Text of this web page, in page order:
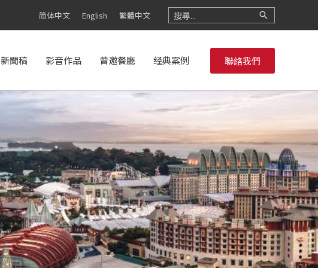
简体中文 English 繁體中文
搜
尋：
新聞稿 影音作品 曾邀餐廳 经典案例 聯絡我們